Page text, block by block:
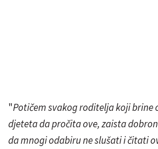
"Potičem svakog roditelja koji brine
djeteta da pročita ove, zaista
da mnogi odabiru ne slušati i čitati